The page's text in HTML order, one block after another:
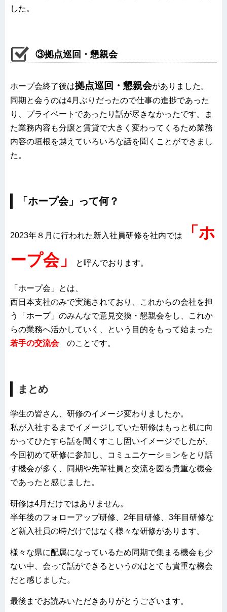
した。
③拠点巡回・懇親会
ホープ会終了後は拠点巡回・懇親会がありました。
同期と会うのは4月ぶりだったので仕事の進捗であった
り、プライベートであったり話が尽きなかったです。ま
た業務内容も分譲と賃貸で大きく変わってくるため業務
内容の垣根を越えていろいろな話を聞くことができまし
た。
「ホープ会」って何？
2023年８月に行われた新入社員研修を社内では
「ホ
ープ会」
と呼んでおります。
「ホープ会」とは、
西日本支社のみで実施されており、これからの会社を担
う「ホープ」のみんなで意見交換・懇親会をし、これか
らの業務へ活かしていく、という目的をもって始まった
若手の交流会のことです。
まとめ
学生の皆さん、研修のイメージ変わりましたか。
私が入社するまでイメージしていた研修はもっと机に向
かってひたすら話を聞くすこし固いイメージでしたが、
今回初めて研修に参加し、コミュニケーションをとり話
す機会が多く、同期や先輩社員と交流を図る貴重な機会
であったと感じました。
研修は4月だけではありません。
半年後のフォローアップ研修、2年目研修、3年目研修な
ど新入社員の時だけではなく様々な研修があります。
様々な県に配属になっているため同期で集まる機会も少
ない中、会って話ができるというのはとても貴重な機会
だと感じました。
最後までお読みいただきありがとうございます。